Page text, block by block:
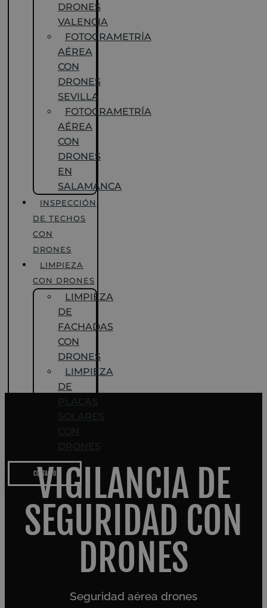
DRONES
VALENCIA
FOTOGRAMETRÍA
AÉREA
CON
DRONES
SEVILLA
FOTOGRAMETRÍA
AÉREA
CON
DRONES
EN
SALAMANCA
INSPECCIÓN
DE TECHOS
CON
DRONES
LIMPIEZA
CON DRONES
LIMPIEZA
DE
FACHADAS
CON
DRONES
LIMPIEZA
DE
PLACAS
SOLARES
CON
DRONES
CONTACTO
VIGILANCIA DE
SEGURIDAD CON
DRONES
Seguridad aérea drones